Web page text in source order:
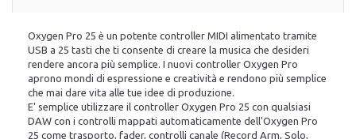
Oxygen Pro 25 è un potente controller MIDI alimentato tramite
USB a 25 tasti che ti consente di creare la musica che desideri
rendere ancora più semplice. I nuovi controller Oxygen Pro
aprono mondi di espressione e creatività e rendono più semplice
che mai dare vita alle tue idee di produzione.
E' semplice utilizzare il controller Oxygen Pro 25 con qualsiasi
DAW con i controlli mappati automaticamente dell'Oxygen Pro
25 come trasporto, fader, controlli canale (Record Arm, Solo,